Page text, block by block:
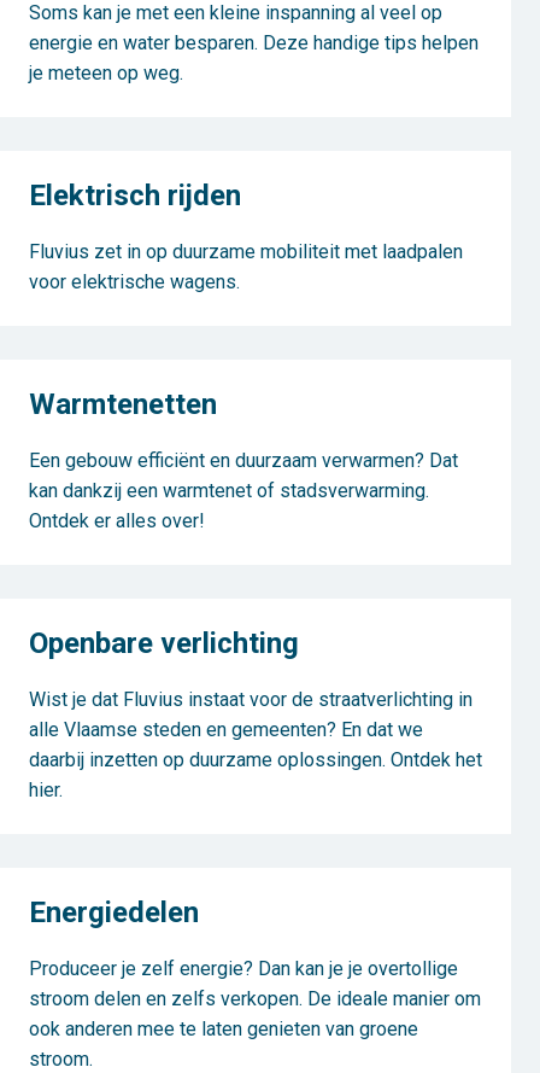
Soms kan je met een kleine inspanning al veel op
energie en water besparen. Deze handige tips helpen
je meteen op weg.
Elektrisch rijden
Fluvius zet in op duurzame mobiliteit met laadpalen
voor elektrische wagens.
Warmtenetten
Een gebouw efficiënt en duurzaam verwarmen? Dat
kan dankzij een warmtenet of stadsverwarming.
Ontdek er alles over!
Openbare verlichting
Wist je dat Fluvius instaat voor de straatverlichting in
alle Vlaamse steden en gemeenten? En dat we
daarbij inzetten op duurzame oplossingen. Ontdek het
hier.
Energiedelen
Produceer je zelf energie? Dan kan je je overtollige
stroom delen en zelfs verkopen. De ideale manier om
ook anderen mee te laten genieten van groene
stroom.